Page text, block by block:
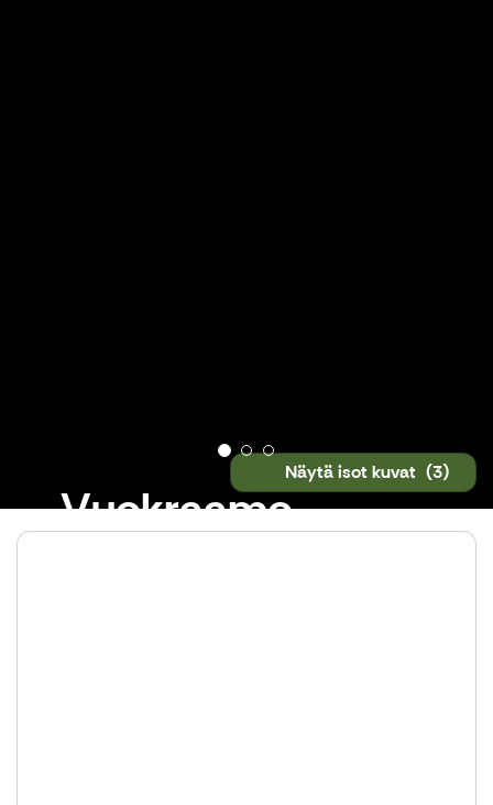
Vuokraamo
Näytä isot kuvat (3)